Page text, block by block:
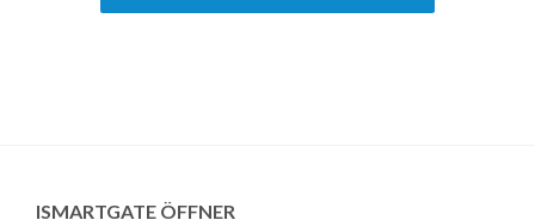
ISMARTGATE ÖFFNER